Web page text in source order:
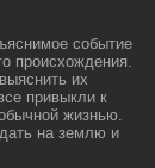
событие
происхождения.
их
привыкли к
жизнью.
на землю и